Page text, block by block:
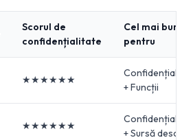
Scorul de
confidențialitate
Cel mai bun
pentru
★★★★★★
+ Funcții
★★★★★★
+ Sursă